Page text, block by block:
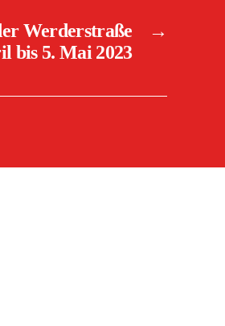
→
Werderstraße
bis 5. Mai 2023